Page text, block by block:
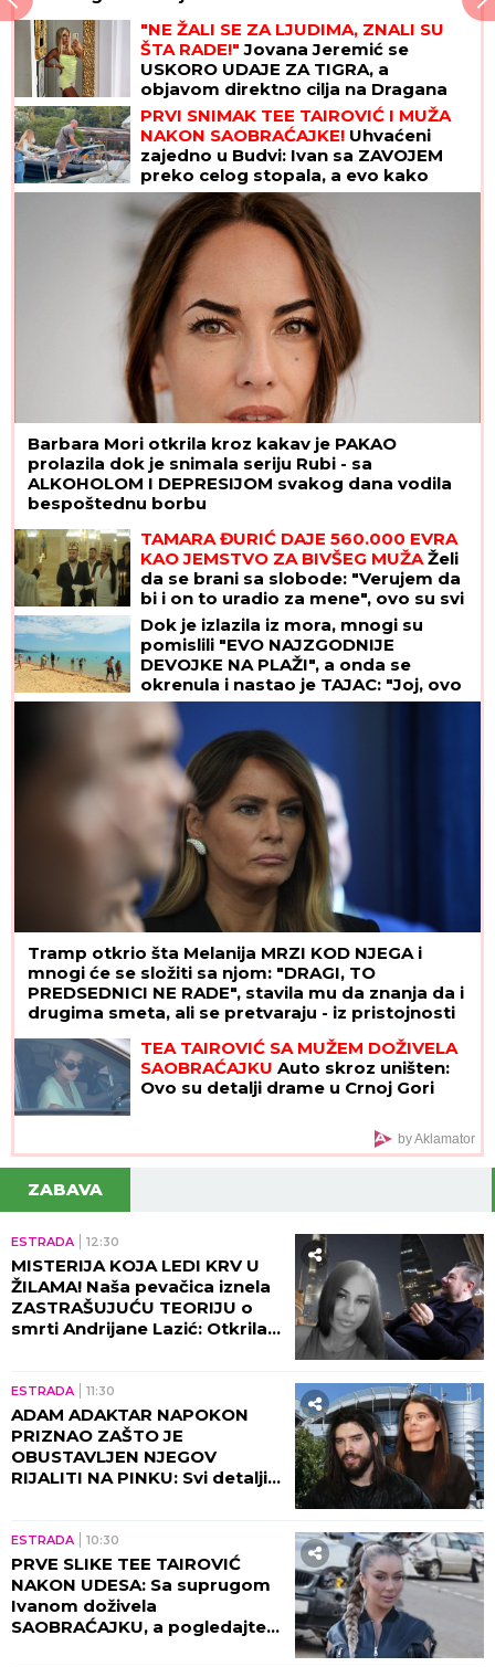
"NE ŽALI SE ZA LJUDIMA, ZNALI SU
ŠTA RADE!" Jovana Jeremić se
USKORO UDAJE ZA TIGRA, a
objavom direktno cilja na Dragana
Stankovića
PRVI SNIMAK TEE TAIROVIĆ I MUŽA
NAKON SAOBRAĆAJKE! Uhvaćeni
zajedno u Budvi: Ivan sa ZAVOJEM
preko celog stopala, a evo kako
pevačica izgleda nakon udesa u
Crnoj Gori
Barbara Mori otkrila kroz kakav je PAKAO
prolazila dok je snimala seriju Rubi - sa
ALKOHOLOM I DEPRESIJOM svakog dana vodila
bespoštednu borbu
TAMARA ĐURIĆ DAJE 560.000 EVRA
KAO JEMSTVO ZA BIVŠEG MUŽA Želi
da se brani sa slobode: "Verujem da
bi i on to uradio za mene", ovo su svi
detalji
Dok je izlazila iz mora, mnogi su
pomislili "EVO NAJZGODNIJE
DEVOJKE NA PLAŽI", a onda se
okrenula i nastao je TAJAC: "Joj, ovo
izgleda kao žuljevi"
Tramp otkrio šta Melanija MRZI KOD NJEGA i
mnogi će se složiti sa njom: "DRAGI, TO
PREDSEDNICI NE RADE", stavila mu da znanja da i
drugima smeta, ali se pretvaraju - iz pristojnosti
TEA TAIROVIĆ SA MUŽEM DOŽIVELA
SAOBRAĆAJKU Auto skroz uništen:
Ovo su detalji drame u Crnoj Gori
by Aklamator
ZABAVA
ESTRADA 12:30
MISTERIJA KOJA LEDI KRV U
ŽILAMA! Naša pevačica iznela
ZASTRAŠUJUĆU TEORIJU o
smrti Andrijane Lazić: Otkrila
ESTRADA 11:30
ADAM ADAKTAR NAPOKON
PRIZNAO ZAŠTO JE
OBUSTAVLJEN NJEGOV
RIJALITI NA PINKU: Svi detalji
ESTRADA 10:30
PRVE SLIKE TEE TAIROVIĆ
NAKON UDESA: Sa suprugom
Ivanom doživela
SAOBRAĆAJKU, a pogledajte